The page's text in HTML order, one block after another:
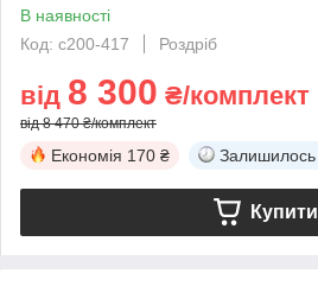
В наявності
Код: c200-417
Роздріб
від 8 300 ₴/комплект
від 8 470 ₴/комплект
Економія 170 ₴ Залишилось
Купити